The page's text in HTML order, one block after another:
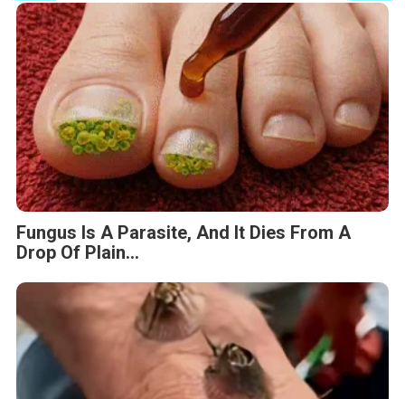
Fungus Is A Parasite, And It Dies From A
Drop Of Plain...